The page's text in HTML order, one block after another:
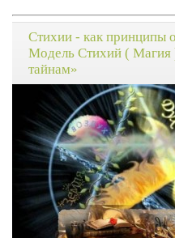
Стихии - как принципы
Модель Стихий ( Магия
тайнам»